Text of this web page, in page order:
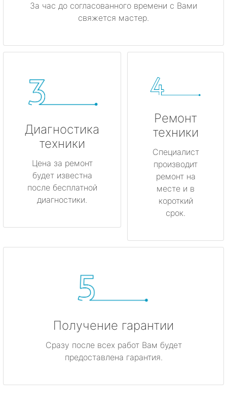
За час до согласованного времени с Вами
свяжется мастер.
Диагностика
техники
Цена за ремонт
будет известна
после бесплатной
диагностики.
Ремонт
техники
Специалист
производит
ремонт на
месте и в
короткий
срок.
Получение гарантии
Сразу после всех работ Вам будет
предоставлена гарантия.